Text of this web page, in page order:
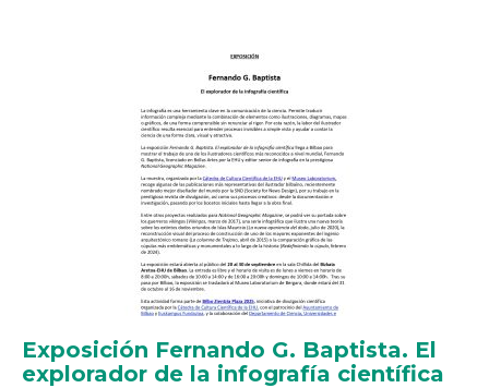
Exposición Fernando G. Baptista. El
explorador de la infografía científica